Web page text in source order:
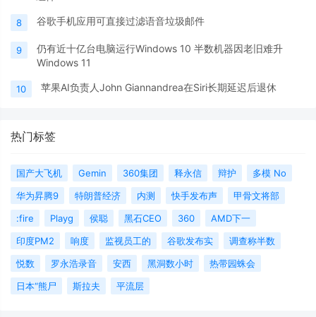
8 谷歌手机应用可直接过滤语音垃圾邮件
9
仍有近十亿台电脑运行Windows 10 半数机器因老旧难升
Windows 11
10 苹果AI负责人John Giannandrea在Siri长期延迟后退休
热门标签
国产大飞机 Gemin 360集团 释永信 辩护
多模 No
华为昇腾9
特朗普经济 内测 快手发布声
甲骨文将部
:fire
Playg 侯聪 黑石CEO 360
AMD下一
印度PM2
响度 监视员工的 谷歌发布实
调查称半数
悦数
罗永浩录音 安西 黑洞数小时
热带园蛛会
日本“熊尸
斯拉夫 平流层